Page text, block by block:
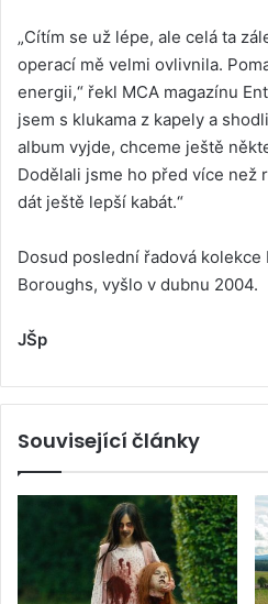
„Cítím se už lépe, ale celá ta
operací mě velmi ovlivnila.
energii,“ řekl MCA magazínu
jsem s klukama z kapely a
album vyjde, chceme ještě
Dodělali jsme ho před více než
dát ještě lepší kabát.“
Dosud poslední řadová kolekce
Boroughs, vyšlo v dubnu 2004.
JŠp
Související články